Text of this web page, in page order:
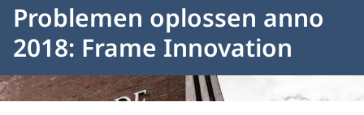
Problemen oplossen anno
2018: Frame Innovation